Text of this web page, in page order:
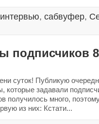
интервью, сабвуфер,
подписчиков
суток! Публикую
которые задавали
получилось много,
из них: Кстати...